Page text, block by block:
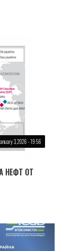
3, 2026 - 19:56
НЕФТ ОТ